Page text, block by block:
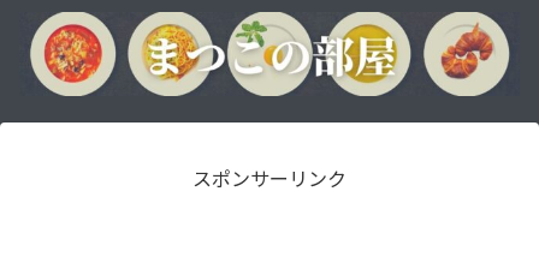
スポンサーリンク